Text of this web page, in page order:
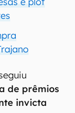
de prêmios
invicta